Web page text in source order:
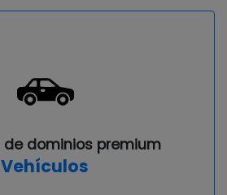
de dominios premium
Vehículos